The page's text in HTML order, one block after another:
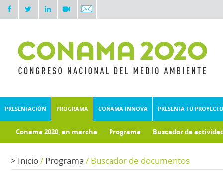
PRESENTACIÓN PROGRAMA CONAMA INNOVA PRESENTA TU PROYECTO
Conama 2020, en marcha Programa Buscador de
> Inicio/ Programa / Buscador de documentos